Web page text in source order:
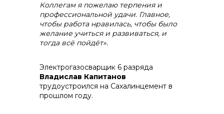
Коллегам я пожелаю терпения и
профессиональной удачи. Главное,
чтобы работа нравилась, чтобы было
желание учиться и развиваться, и
тогда всё пойдёт».
Электрогазосварщик 6 разряда
Владислав Капитанов
трудоустроился на Сахалинцемент в
прошлом году.